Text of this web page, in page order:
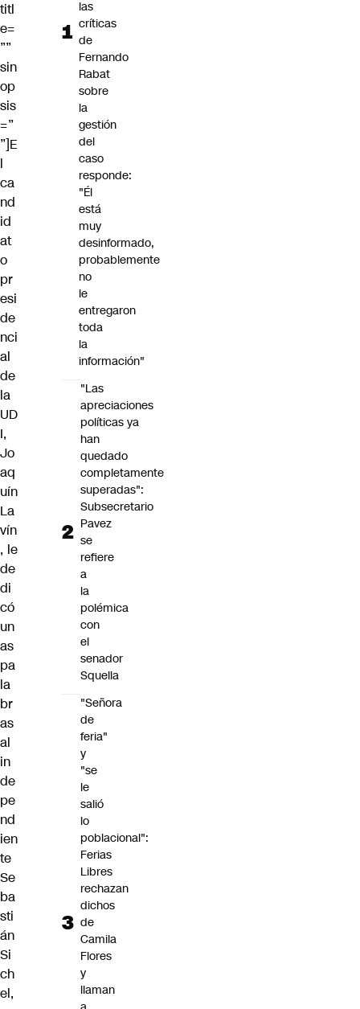
titl
e=
””
sin
op
sis
=”
”]E
l
ca
nd
id
at
o
pr
esi
de
nci
al
de
la
UD
I,
Jo
aq
uín
La
vín
, le
de
di
có
un
as
pa
la
br
as
al
in
de
pe
nd
ien
te
Se
ba
sti
án
Si
ch
el,
las
críticas
de
Fernando
Rabat
sobre
la
gestión
del
caso
responde:
"Él
está
muy
desinformado,
probablemente
no
le
entregaron
toda
la
información"
"Las
apreciaciones
políticas ya
han
quedado
completamente
superadas":
Subsecretario
Pavez
se
refiere
a
la
polémica
con
el
senador
Squella
"Señora
de
feria"
y
"se
le
salió
lo
poblacional":
Ferias
Libres
rechazan
dichos
de
Camila
Flores
y
llaman